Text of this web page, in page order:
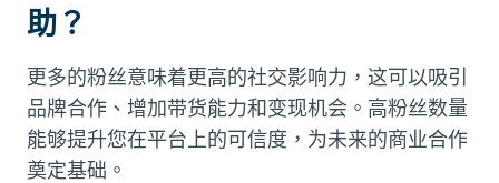
助？
更多的粉丝意味着更高的社交影响力，这可以吸引
品牌合作、增加带货能力和变现机会。高粉丝数量
能够提升您在平台上的可信度，为未来的商业合作
奠定基础。